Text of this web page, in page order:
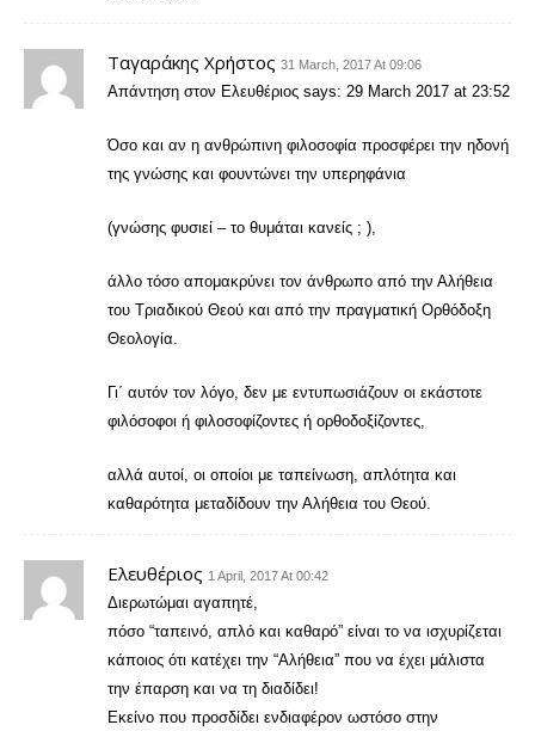
Ταγαράκης Χρήστος 31 March, 2017 At 09:06
Απάντηση στον Ελευθέριος says: 29 March 2017 at 23:52
Όσο και αν η ανθρώπινη φιλοσοφία προσφέρει την ηδονή
της γνώσης και φουντώνει την υπερηφάνια
(γνώσης φυσιεί – το θυμάται κανείς ; ),
άλλο τόσο απομακρύνει τον άνθρωπο από την Αλήθεια
του Τριαδικού Θεού και από την πραγματική Ορθόδοξη
Θεολογία.
Γι΄ αυτόν τον λόγο, δεν με εντυπωσιάζουν οι εκάστοτε
φιλόσοφοι ή φιλοσοφίζοντες ή ορθοδοξίζοντες,
αλλά αυτοί, οι οποίοι με ταπείνωση, απλότητα και
καθαρότητα μεταδίδουν την Αλήθεια του Θεού.
Ελευθέριος 1 April, 2017 At 00:42
Διερωτώμαι αγαπητέ,
πόσο “ταπεινό, απλό και καθαρό” είναι το να ισχυρίζεται
κάποιος ότι κατέχει την “Αλήθεια” που να έχει μάλιστα
την έπαρση και να τη διαδίδει!
Εκείνο που προσδίδει ενδιαφέρον ωστόσο στην